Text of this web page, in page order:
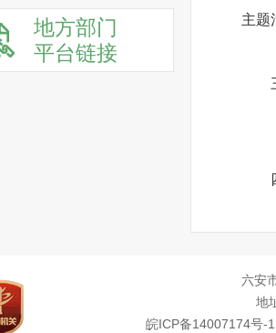
地方部门
平台链接
主题
三
四
我局
案
六安
地
皖ICP备14007174号-1